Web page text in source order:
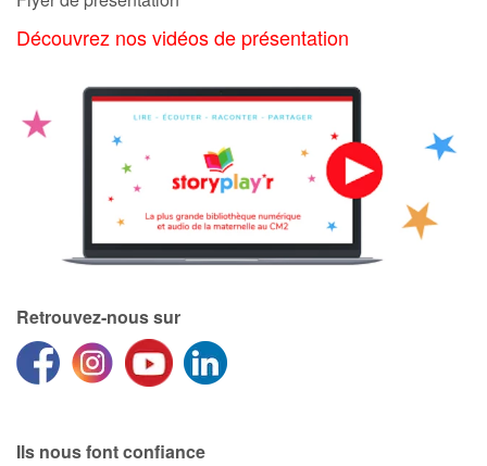
Découvrez nos vidéos de présentation
Retrouvez-nous sur
Ils nous font confiance